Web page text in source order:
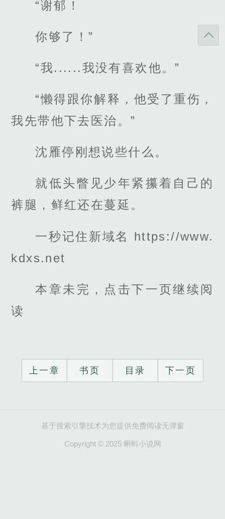
“谢郁！
你够了！”
“我......我没有喜欢他。”
“懒得跟你解释，他受了重伤，
我先带他下去医治。”
沈雁停刚想说些什么。
就低头瞥见少年紧攥着自己的
裤腿，鲜红还在蔓延。
一秒记住新域名 https://www.
kdxs.net
本章未完，点击下一页继续阅
读
上一章 书页 目录 下一页
基于搜索引擎技术为您提供免费阅读无弹窗
Copyright © 2025 蝌蚪小说网